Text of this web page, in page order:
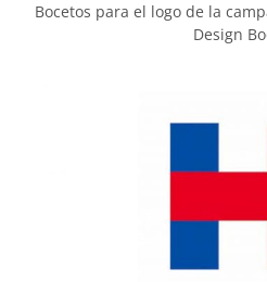
Bocetos para el logo de la
Design